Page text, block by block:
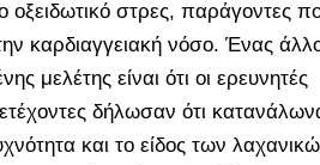
οξειδωτικό στρες, παράγοντες
καρδιαγγειακή νόσο. Ένας
μελέτης είναι ότι οι ερευνητές
δήλωσαν ότι
και το είδος των